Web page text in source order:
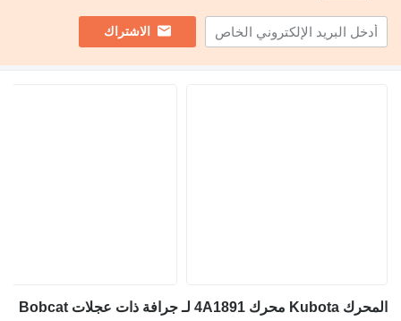
الاشتراك
المحرك Kubota محرك 4A1891 لـ جرافة ذات عجلات Bobcat